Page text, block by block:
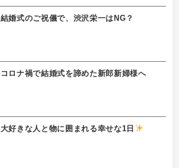
結婚式のご祝儀で、渋沢栄一はNG？
コロナ禍で結婚式を諦めた新郎新婦様へ
大好きな人と物に囲まれる幸せな1日